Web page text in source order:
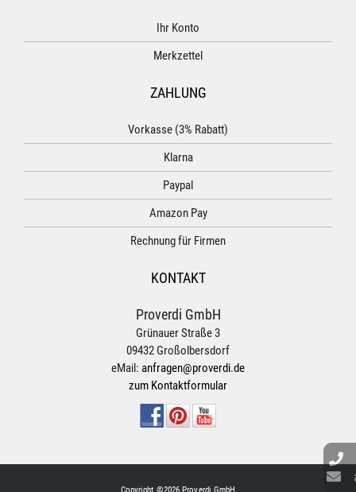
Ihr Konto
Merkzettel
ZAHLUNG
Vorkasse (3% Rabatt)
Klarna
Paypal
Amazon Pay
Rechnung für Firmen
KONTAKT
Proverdi GmbH
Grünauer Straße 3
09432 Großolbersdorf
eMail: anfragen@proverdi.de
zum Kontaktformular
Copyright ©2026 Proverdi GmbH